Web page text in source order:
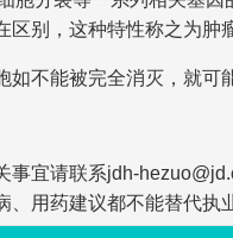
别，这种特性称之为肿
不能被完全消灭，就
事宜请联系jdh-
用药建议都不能替代执